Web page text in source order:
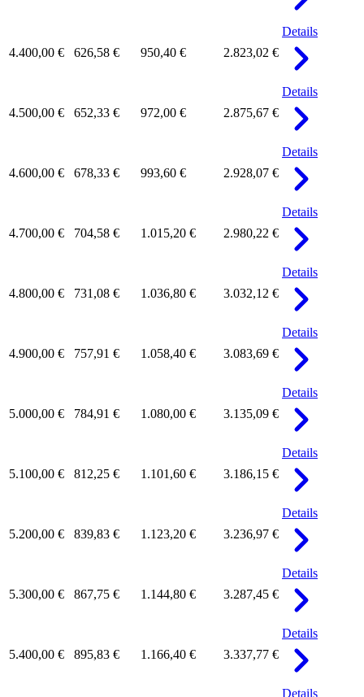
4.400,00 € 626,58 € 950,40 € 2.823,02 €
Details
4.500,00 € 652,33 € 972,00 € 2.875,67 €
Details
4.600,00 € 678,33 € 993,60 € 2.928,07 €
Details
4.700,00 € 704,58 € 1.015,20 € 2.980,22 €
Details
4.800,00 € 731,08 € 1.036,80 € 3.032,12 €
Details
4.900,00 € 757,91 € 1.058,40 € 3.083,69 €
Details
5.000,00 € 784,91 € 1.080,00 € 3.135,09 €
Details
5.100,00 € 812,25 € 1.101,60 € 3.186,15 €
Details
5.200,00 € 839,83 € 1.123,20 € 3.236,97 €
Details
5.300,00 € 867,75 € 1.144,80 € 3.287,45 €
Details
5.400,00 € 895,83 € 1.166,40 € 3.337,77 €
Details
Details